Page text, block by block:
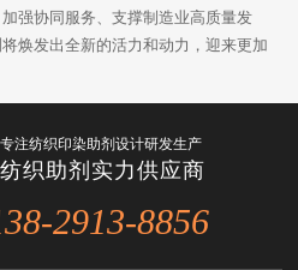
强协同服务、支撑制造业高质量发
焕发出全新的活力和动力，迎来更加
专注纺织印染助剂设计研发生产
纺织助剂实力供应商
2913-8856